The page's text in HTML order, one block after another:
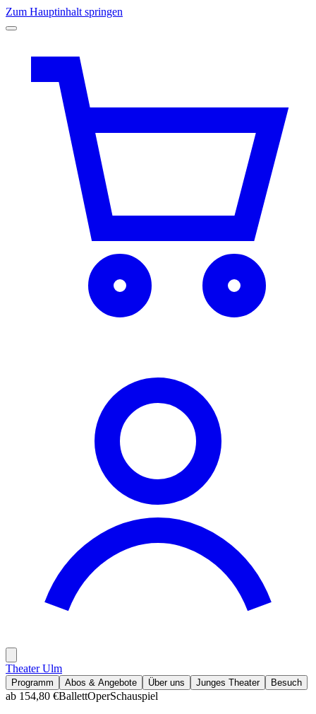
Zum Hauptinhalt springen
Theater Ulm
Programm Abos & Angebote Über uns Junges Theater Besuch
ab 154,80 €BallettOperSchauspiel